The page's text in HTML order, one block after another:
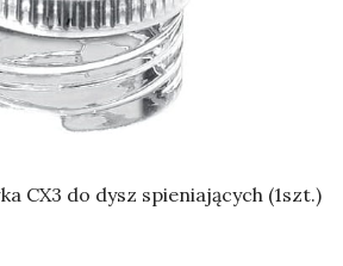
CX3 do dysz spieniających (1szt.)